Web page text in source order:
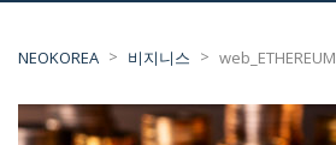
NEOKOREA > 비지니스 > web_ETHEREUM